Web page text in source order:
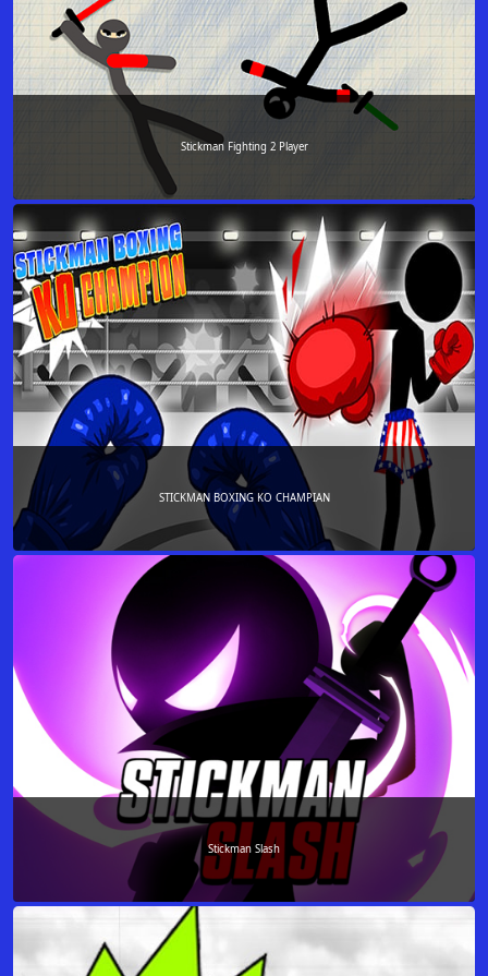
Stickman Fighting 2 Player
STICKMAN BOXING KO CHAMPIAN
Stickman Slash